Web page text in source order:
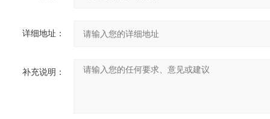
详细地址：
补充说明：